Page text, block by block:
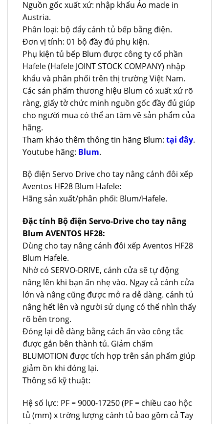
Nguồn gốc xuất xứ: nhập khẩu Áo made in
Austria.
Phân loại: bộ đẩy cánh tủ bếp bằng điện.
Đơn vị tính: 01 bộ đầy đủ phụ kiện.
Phụ kiện tủ bếp Blum được công ty cổ phần
Hafele (Hafele JOINT STOCK COMPANY) nhập
khẩu và phân phối trên thị trường Việt Nam.
Các sản phẩm thương hiệu Blum có xuất xứ rõ
ràng, giấy tờ chức minh nguồn gốc đầy đủ giúp
cho người mua có thể an tâm về sản phẩm của
hãng.
Tham khảo thêm thông tin hãng Blum: tại đây.
Youtube hãng: Blum.
Bộ điện Servo Drive cho tay nâng cánh đôi xếp
Aventos HF28 Blum Hafele:
Hãng sản xuất/phân phối: Blum/Hafele.
Đặc tính Bộ điện Servo-Drive cho tay nâng
Blum AVENTOS HF28:
Dùng cho tay nâng cánh đôi xếp Aventos HF28
Blum Hafele.
Nhờ có SERVO-DRIVE, cánh cửa sẽ tự động
nâng lên khi bạn ấn nhẹ vào. Ngay cả cánh cửa
lớn và nâng cũng được mở ra dễ dàng. cánh tủ
nâng hết lên và người sử dụng có thể nhìn thấy
rõ bên trong.
Đóng lại dễ dàng bằng cách ấn vào công tắc
được gắn bên thành tủ. Giảm chấm
BLUMOTION được tích hợp trên sản phẩm giúp
giảm ồn khi đóng lại.
Thông số kỹ thuật:
Hệ số lực: PF = 9000-17250 (PF = chiều cao hộc
tủ (mm) x trờng lượng cánh tủ bao gồm cả Tay